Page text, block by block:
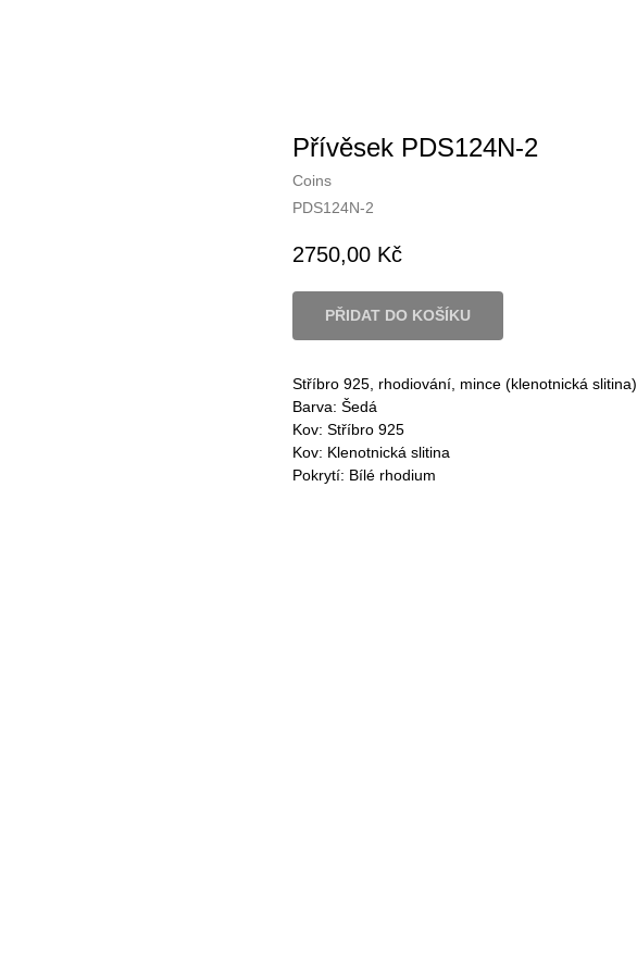
Přívěsek PDS124N-2
Coins
PDS124N-2
2750,00 Kč
PŘIDAT DO KOŠÍKU
Stříbro 925, rhodiování, mince (klenotnická slitina)
Barva: Šedá
Kov: Stříbro 925
Kov: Klenotnická slitina
Pokrytí: Bílé rhodium